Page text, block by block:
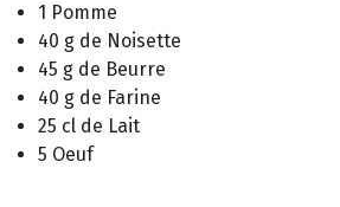
1 Pomme
40 g de Noisette
45 g de Beurre
40 g de Farine
25 cl de Lait
5 Oeuf